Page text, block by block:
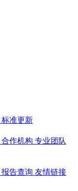
标准更新
合作机构 专业团队
报告查询 友情链接